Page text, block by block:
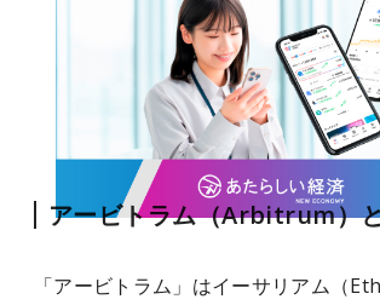
アービトラム（Arbitrum）
「アービトラム」はイーサリアム（